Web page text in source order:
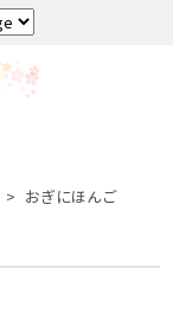
おぎにほんご